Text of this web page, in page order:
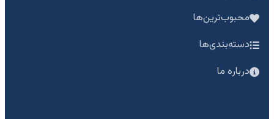
محبوب‌ترین‌ها
دسته‌بندی‌ها
درباره ما